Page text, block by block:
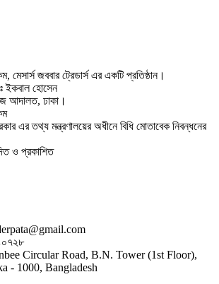
মেসার্স জববার ট্রেডার্স এর একটি প্রতিষ্ঠান।
ইকবাল হোসেন
আদালত, ঢাকা।
এর তথ্য মন্ত্রণালয়ের অধীনে বিধি মোতাবেক নিবন্ধনের
ও প্রকাশিত
Circular Road, B.N. Tower (1st Floor),
- 1000, Bangladesh